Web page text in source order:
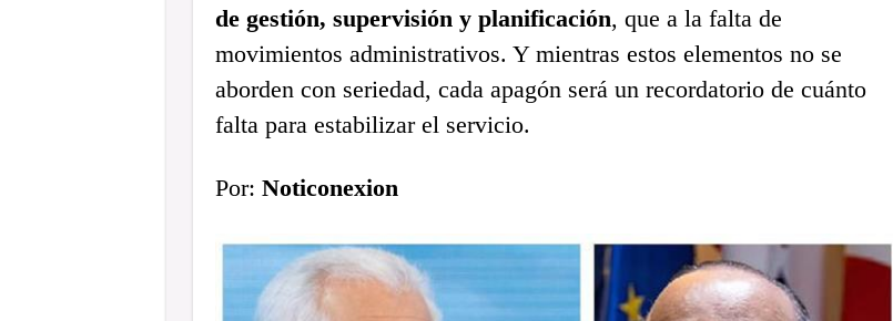
de gestión, supervisión y planificación, que a la falta de
movimientos administrativos. Y mientras estos elementos no se
aborden con seriedad, cada apagón será un recordatorio de cuánto
falta para estabilizar el servicio.
Por: Noticonexion